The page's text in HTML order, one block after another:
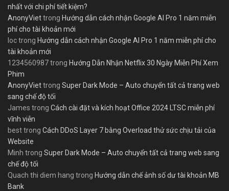
nhất với chi phí tiết kiệm?
AnonyViettrong Hướng dẫn cách nhận Google AI Pro 1 năm miễn
phí cho tài khoản mới
loctrong Hướng dẫn cách nhận Google AI Pro 1 năm miễn phí cho
tài khoản mới
1234560987trong Hướng Dẫn Nhận Netflix 30 Ngày Miễn Phí Xem
Phim
AnonyViettrong Super Dark Mode – Auto chuyển tất cả trang web
sang chế độ tối
James trong Cách cài đặt và kích hoạt Office 2024 LTSC miễn phí
vĩnh viễn
besttrong Cách DDoS Layer 7 bằng Overload thử sức chịu tải của
Website
Minh trong Super Dark Mode – Auto chuyển tất cả trang web sang
chế độ tối
Quach thi diem hang trong Hướng dẫn chế ảnh số dư tài khoản MB
Bank